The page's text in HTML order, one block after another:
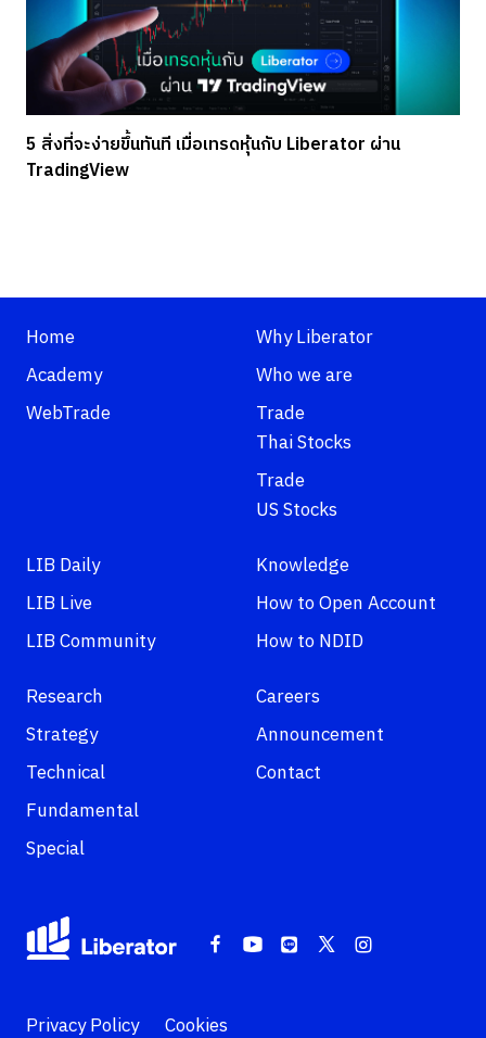
5 สิ่งที่จะง่ายขึ้นทันที เมื่อเทรดหุ้นกับ Liberator ผ่าน
TradingView
Home
Academy
WebTrade
Why Liberator
Who we are
Trade
Thai Stocks
Trade
US Stocks
LIB Daily
LIB Live
LIB Community
Knowledge
How to Open Account
How to NDID
Research
Strategy
Technical
Fundamental
Special
Careers
Announcement
Contact
Privacy Policy Cookies